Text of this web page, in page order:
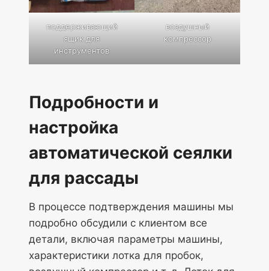
поддерживающий
ящик для
инструментов
воздушный
компрессор
Подробности и
настройка
автоматической сеялки
для рассады
В процессе подтверждения машины мы
подробно обсудили с клиентом все
детали, включая параметры машины,
характеристики лотка для пробок,